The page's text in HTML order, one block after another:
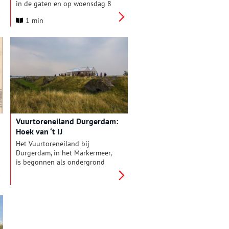
in de gaten en op woensdag 8
75.000ste bezoeker van het jaar
vuurtorenartikelen van hem.
1 min
Vuurtoreneiland Durgerdam:
Hoek van ‘t IJ
Het Vuurtoreneiland bij
Durgerdam, in het Markermeer,
is begonnen als ondergrond